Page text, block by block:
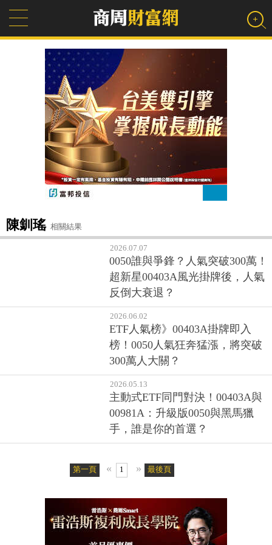
陳釧瑤 相關結果
2026.07.07
0050誰與爭鋒？人氣突破300萬！
超新星00403A風光掛牌後，人氣
反倒大衰退？
2026.06.02
ETF人氣榜》00403A掛牌即入
榜！0050人氣狂奔猛漲，將突破
300萬人大關？
2026.05.13
主動式ETF同門對決！00403A與
00981A：升級版0050與黑馬獵
手，誰是你的首選？
第一頁 « 1 » 最後頁